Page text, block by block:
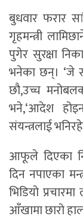
बुधवार फरार
गृहमन्त्री
पुगेर सुरक्षा
भनेका छन्। ‘जे
छौ,उच्च
भने,‘आदेश
संयन्त्रलाई
आफूले दिएका
दिन नपाएका
भिडियो
आँखामा छारो